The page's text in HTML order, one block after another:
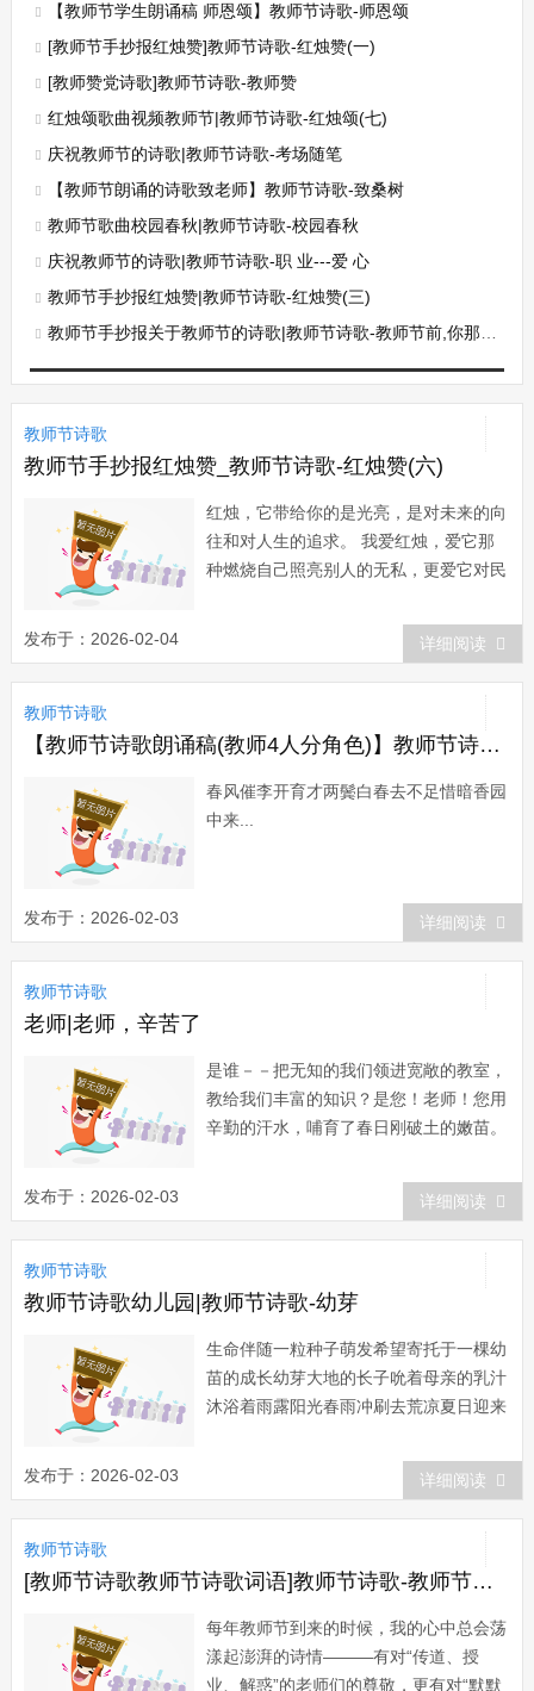
【教师节学生朗诵稿 师恩颂】教师节诗歌-师恩颂
[教师节手抄报红烛赞]教师节诗歌-红烛赞(一)
[教师赞党诗歌]教师节诗歌-教师赞
红烛颂歌曲视频教师节|教师节诗歌-红烛颂(七)
庆祝教师节的诗歌|教师节诗歌-考场随笔
【教师节朗诵的诗歌致老师】教师节诗歌-致桑树
教师节歌曲校园春秋|教师节诗歌-校园春秋
庆祝教师节的诗歌|教师节诗歌-职 业---爱 心
教师节手抄报红烛赞|教师节诗歌-红烛赞(三)
教师节手抄报关于教师节的诗歌|教师节诗歌-教师节前,你那凄凉的叹息......
教师节诗歌
教师节手抄报红烛赞_教师节诗歌-红烛赞(六)
红烛，它带给你的是光亮，是对未来的向
往和对人生的追求。 我爱红烛，爱它那
种燃烧自己照亮别人的无私，更爱它对民
滴一洒毫不吝啬的消耗着自已的生命，直
到跳动的烛光随着最后一滴蜡液而消失在
黑暗中，它就这么平静地演示着它短暂的
发布于：2026-02-04 详细阅读
教师节诗歌
【教师节诗歌朗诵稿(教师4人分角色)】教师节诗歌-教师偶作
春风催李开育才两鬓白春去不足惜暗香园
中来...
发布于：2026-02-03 详细阅读
教师节诗歌
老师|老师，辛苦了
是谁－－把无知的我们领进宽敞的教室，
教给我们丰富的知识？是您！老师！您用
辛勤的汗水，哺育了春日刚破土的嫩苗。
别人的人？是您！老师！您的关怀就好似
和煦的春风温暖了我们的心灵。 是谁－
－把幼小的我们培育成成熟懂事的少
发布于：2026-02-03 详细阅读
教师节诗歌
教师节诗歌幼儿园|教师节诗歌-幼芽
生命伴随一粒种子萌发希望寄托于一棵幼
苗的成长幼芽大地的长子吮着母亲的乳汁
沐浴着雨露阳光春雨冲刷去荒凉夏日迎来
发布于：2026-02-03 详细阅读
教师节诗歌
[教师节诗歌教师节诗歌词语]教师节诗歌-教师节诗情
每年教师节到来的时候，我的心中总会荡
漾起澎湃的诗情———有对“传道、授
业、解惑”的老师们的尊敬，更有对“默默